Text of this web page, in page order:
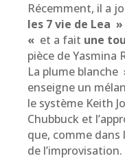
Récemment, il a
les 7 vie de Lea
« et a fait une
pièce de Yasmina
La plume
enseigne un
le système Keith
Chubbuck et
que, comme dans
de l’improvisation.